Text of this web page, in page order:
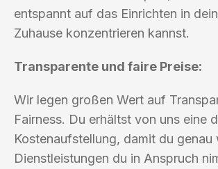
entspannt auf das Einrichten in
Zuhause konzentrieren kannst.
Transparente und faire Preise:
Wir legen großen Wert auf
Fairness. Du erhältst von uns eine
Kostenaufstellung, damit du
Dienstleistungen du in Anspruch